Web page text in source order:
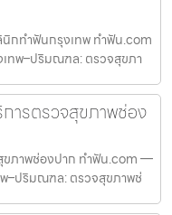
กทำฟันกรุงเทพ ทำฟัน.com
ทพ–ปริมณฑล: ตรวจสุขภา
รตรวจสุขภาพช่อง
ภาพช่องปาก ทำฟัน.com —
–ปริมณฑล: ตรวจสุขภาพช่